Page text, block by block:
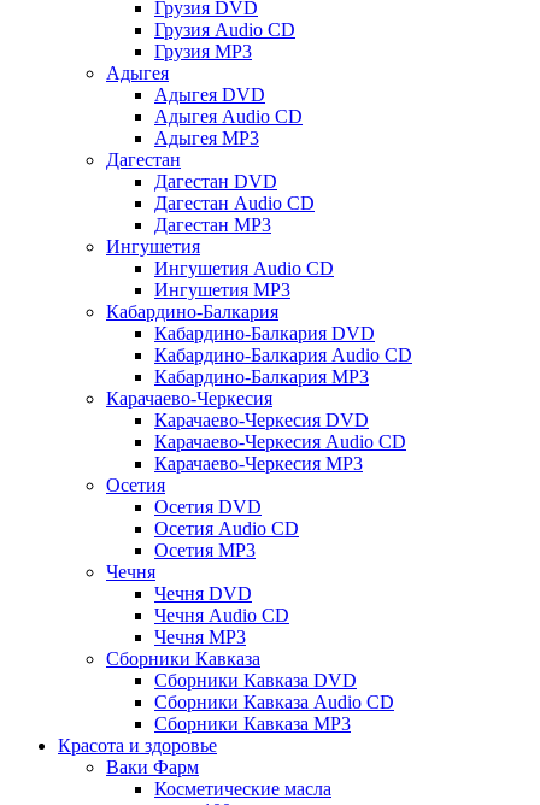
Грузия DVD
Грузия Audio CD
Грузия MP3
Адыгея
Адыгея DVD
Адыгея Audio CD
Адыгея MP3
Дагестан
Дагестан DVD
Дагестан Audio CD
Дагестан MP3
Ингушетия
Ингушетия Audio CD
Ингушетия MP3
Кабардино-Балкария
Кабардино-Балкария DVD
Кабардино-Балкария Audio CD
Кабардино-Балкария MP3
Карачаево-Черкесия
Карачаево-Черкесия DVD
Карачаево-Черкесия Audio CD
Карачаево-Черкесия MP3
Осетия
Осетия DVD
Осетия Audio CD
Осетия MP3
Чечня
Чечня DVD
Чечня Audio CD
Чечня MP3
Сборники Кавказа
Сборники Кавказа DVD
Сборники Кавказа Audio CD
Сборники Кавказа MP3
Красота и здоровье
Ваки Фарм
Косметические масла